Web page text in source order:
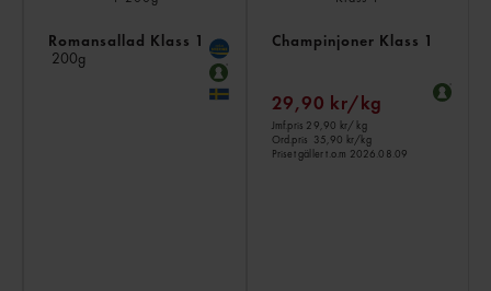
Romansallad Klass 1
200g
Champinjoner Klass 1
29,90 kr/kg
Jmf.pris 29,90 kr/ kg
Ord.pris 35,90 kr/kg
Priset gäller t.o.m 2026.08.09